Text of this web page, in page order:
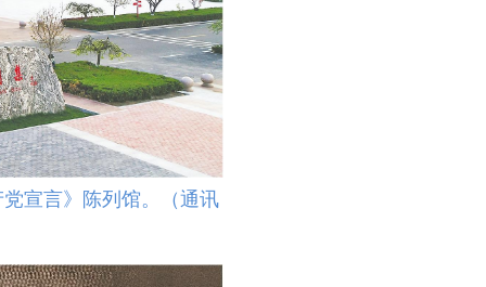
宣言》陈列馆。（通讯